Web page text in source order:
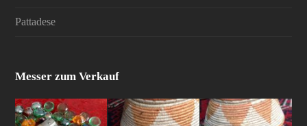
Pattadese
Messer zum Verkauf